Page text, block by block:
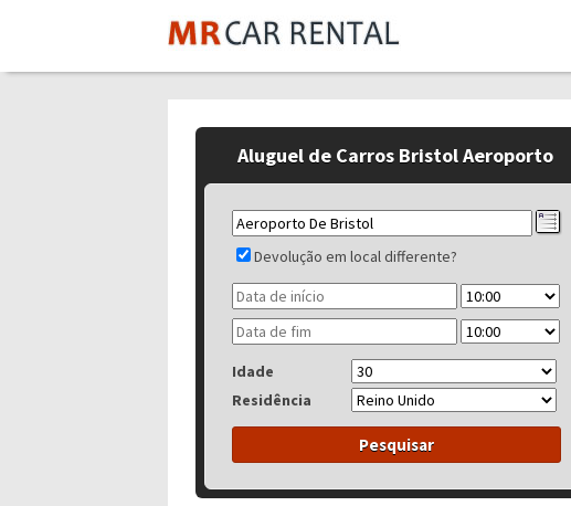
Aluguel de Carros Bristol Aeroporto
Devolução em local differente?
Idade
Residência
Pesquisar